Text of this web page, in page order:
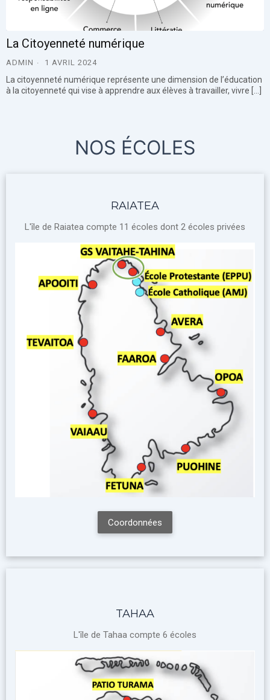
La Citoyenneté numérique
ADMIN 1 AVRIL 2024
La citoyenneté numérique représente une dimension de l’éducation
à la citoyenneté qui vise à apprendre aux élèves à travailler, vivre […]
NOS ÉCOLES
RAIATEA
L'île de Raiatea compte 11 écoles dont 2 écoles privées
Coordonnées
TAHAA
L'île de Tahaa compte 6 écoles